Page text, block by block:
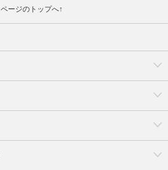
ページのトップへ↑